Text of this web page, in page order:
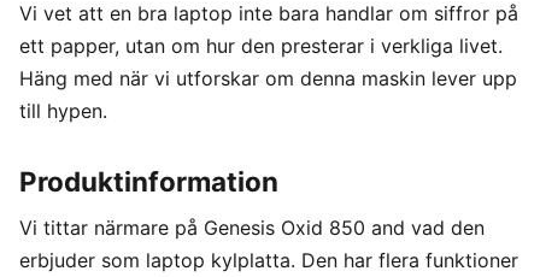
Vi vet att en bra laptop inte bara handlar om siffror på
ett papper, utan om hur den presterar i verkliga livet.
Häng med när vi utforskar om denna maskin lever upp
till hypen.
Produktinformation
Vi tittar närmare på Genesis Oxid 850 and vad den
erbjuder som laptop kylplatta. Den har flera funktioner